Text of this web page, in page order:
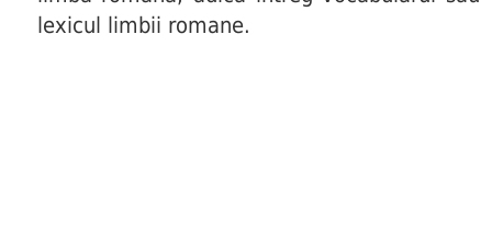
lexicul limbii romane.